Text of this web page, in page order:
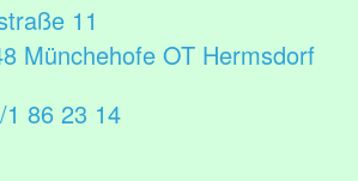
11
Münchehofe OT Hermsdorf
1 86 23 14